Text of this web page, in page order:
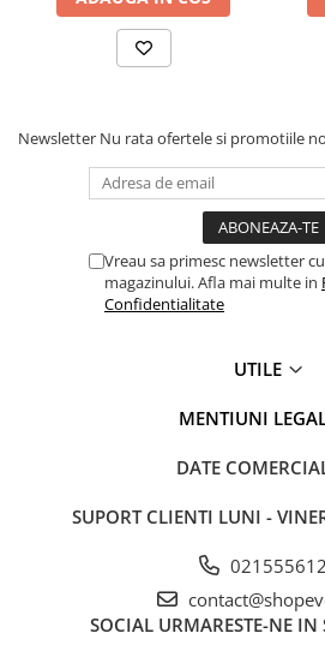
Newsletter Nu rata ofertele si promotiile
Vreau sa primesc newsletter
magazinului. Afla mai multe in
Confidentialitate
UTILE
MENTIUNI
DATE
SUPORT CLIENTI LUNI -
SOCIAL URMARESTE-NE